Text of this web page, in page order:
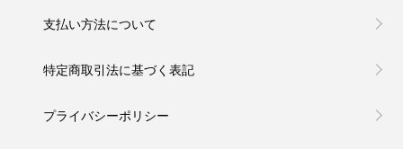
支払い方法について
特定商取引法に基づく表記
プライバシーポリシー